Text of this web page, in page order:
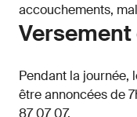
accouchements,
Pendant la journée,
être annoncées de
87 07 07.